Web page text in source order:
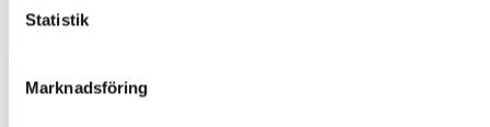
Statistik
Marknadsföring